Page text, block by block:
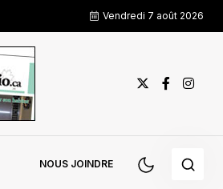
Vendredi 7 août 2026
NOUS JOINDRE